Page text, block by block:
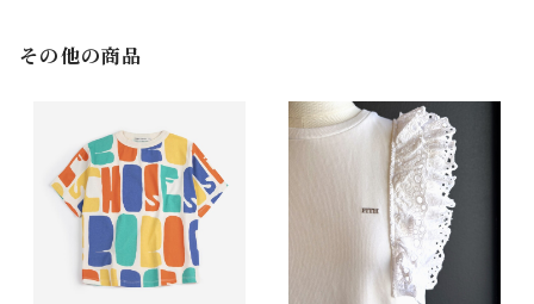
その他の商品